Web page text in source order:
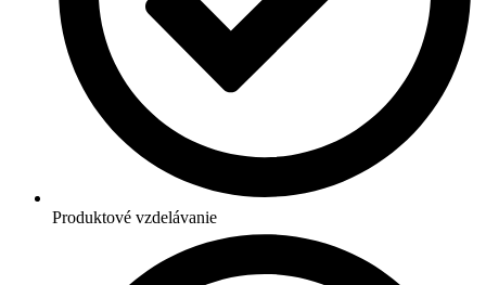
Produktové vzdelávanie